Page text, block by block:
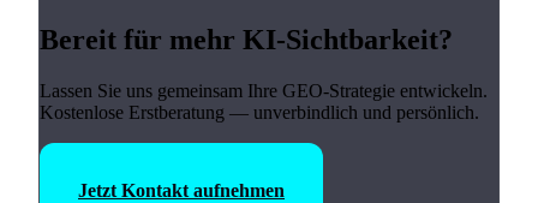
Bereit für mehr KI-Sichtbarkeit?
Lassen Sie uns gemeinsam Ihre GEO-Strategie entwickeln.
Kostenlose Erstberatung — unverbindlich und persönlich.
Jetzt Kontakt aufnehmen